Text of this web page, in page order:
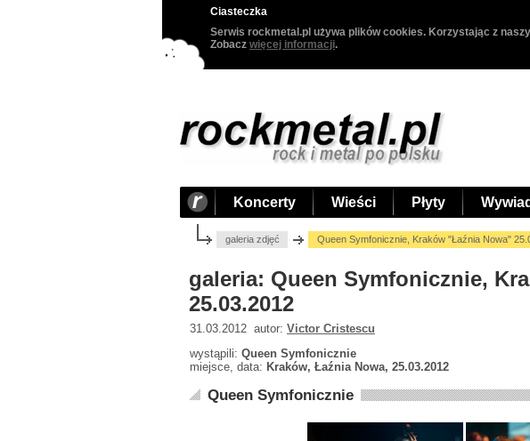
Ciasteczka
Serwis rockmetal.pl używa plików cookies. Korzystając z
Zobacz więcej informacji.
Koncerty Wieści Płyty
galeria zdjęć Queen Symfonicznie, Kraków "Łaźnia Nowa"
galeria: Queen Symfonicznie,
25.03.2012
31.03.2012 autor: Victor Cristescu
wystąpili: Queen Symfonicznie
miejsce, data: Kraków, Łaźnia Nowa, 25.03.2012
Queen Symfonicznie